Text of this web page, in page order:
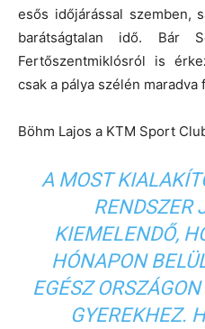
esős időjárással szemben,
barátságtalan idő. Bár
Fertőszentmiklósról is
csak a pálya szélén
Böhm Lajos a KTM Sport
A MOST
RENDSZER
KIEMELENDŐ,
HÓNAPON
EGÉSZ
GYEREKHEZ.